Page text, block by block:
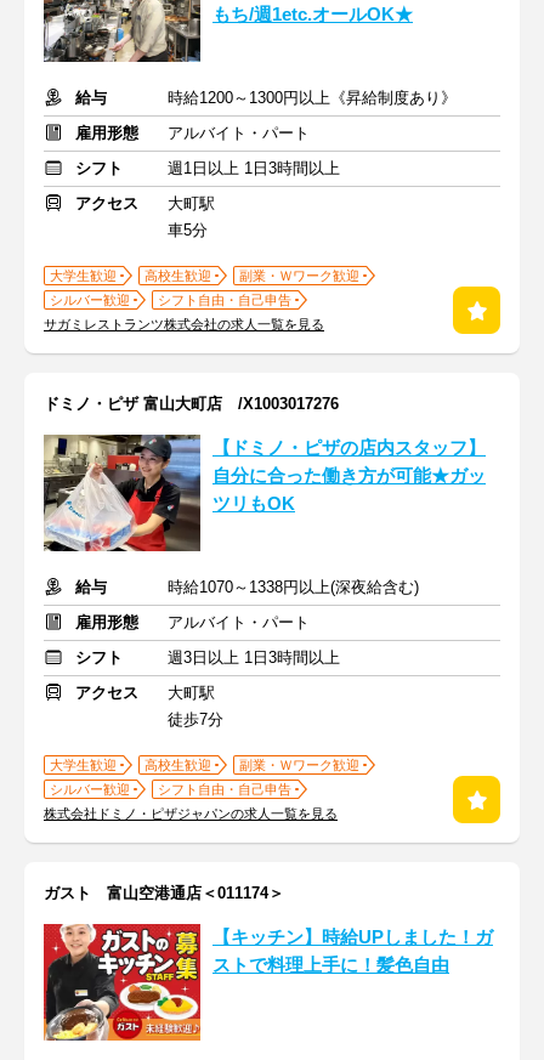
もち/週1etc.オールOK★
給与
時給1200～1300円以上《昇給制度あり》
雇用形態
アルバイト・パート
シフト
週1日以上 1日3時間以上
アクセス
大町駅
車5分
大学生歓迎 高校生歓迎
副業・Ｗワーク歓迎
シルバー歓迎
シフト自由・自己申告
サガミレストランツ株式会社の求人一覧を見る
ドミノ・ピザ 富山大町店 /X1003017276
【ドミノ・ピザの店内スタッフ】
自分に合った働き方が可能★ガッ
ツリもOK
給与
時給1070～1338円以上(深夜給含む)
雇用形態
アルバイト・パート
シフト
週3日以上 1日3時間以上
アクセス
大町駅
徒歩7分
大学生歓迎 高校生歓迎
副業・Ｗワーク歓迎
シルバー歓迎
シフト自由・自己申告
株式会社ドミノ・ピザジャパンの求人一覧を見る
ガスト 富山空港通店＜011174＞
【キッチン】時給UPしました！ガ
ストで料理上手に！髪色自由